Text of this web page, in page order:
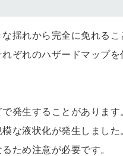
揺れから完全に免れる
ぞれのハザードマップ
発生することがありま
な液状化が発生しまし
ため注意が必要です。